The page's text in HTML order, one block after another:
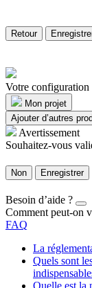
Retour
Votre configuration
Mon projet
Ajouter d’autres
Avertissement
Souhaitez-vous
Non Enregistrer
Besoin d’aide ?
Comment peut-on
FAQ
La
Quels sont
Quelle est la